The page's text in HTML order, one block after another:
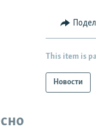
This item is
Новости